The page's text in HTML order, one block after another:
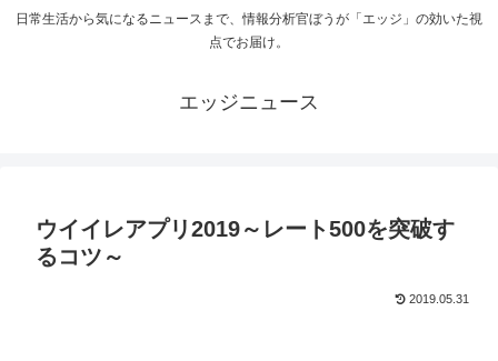
日常生活から気になるニュースまで、情報分析官ぼうが「エッジ」の効いた視
点でお届け。
エッジニュース
ウイイレアプリ2019～レート500を突破す
るコツ～
2019.05.31